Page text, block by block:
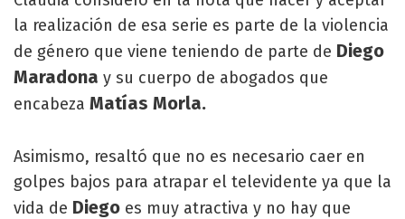
la realización de esa serie es parte de la violencia
de género que viene teniendo de parte de Diego
Maradona y su cuerpo de abogados que
encabeza Matías Morla.
Asimismo, resaltó que no es necesario caer en
golpes bajos para atrapar el televidente ya que la
vida de Diego es muy atractiva y no hay que